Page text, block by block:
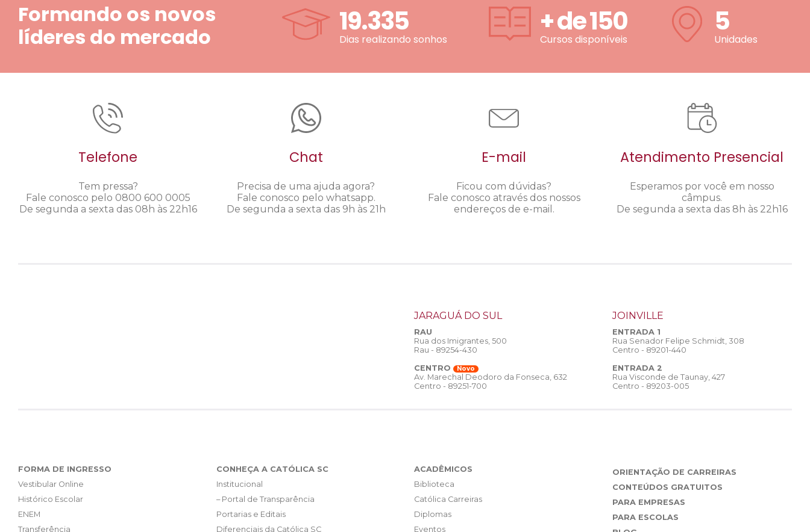
Formando os novos
líderes do mercado
19.335
Dias realizando sonhos
+ de150
Cursos disponíveis
5
Unidades
Telefone
Tem pressa?
Fale conosco pelo 0800 600 0005
De segunda a sexta das 08h às 22h16
Chat
Precisa de uma ajuda agora?
Fale conosco pelo whatsapp.
De segunda a sexta das 9h às 21h
E-mail
Ficou com dúvidas?
Fale conosco através dos nossos
endereços de e-mail.
Atendimento Presencial
Esperamos por você em nosso
câmpus.
De segunda a sexta das 8h às 22h16
JARAGUÁ DO SUL
RAU
Rua dos Imigrantes, 500
Rau - 89254-430
CENTRO
Novo
Av. Marechal Deodoro da Fonseca, 632
Centro - 89251-700
JOINVILLE
ENTRADA 1
Rua Senador Felipe Schmidt, 308
Centro - 89201-440
ENTRADA 2
Rua Visconde de Taunay, 427
Centro - 89203-005
FORMA DE INGRESSO
Vestibular Online
Histórico Escolar
ENEM
Transferência
CONHEÇA A CATÓLICA SC
Institucional
– Portal de Transparência
Portarias e Editais
Diferenciais da Católica SC
ACADÊMICOS
Biblioteca
Católica Carreiras
Diplomas
Eventos
ORIENTAÇÃO DE CARREIRAS
CONTEÚDOS GRATUITOS
PARA EMPRESAS
PARA ESCOLAS